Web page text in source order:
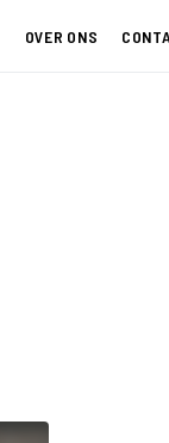
OVER ONS